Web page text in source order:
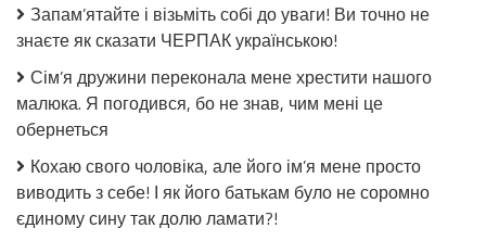
стерилізації!
Запам’ятайте і візьміть собі до уваги! Ви точно не
знаєте як сказати ЧЕРПАК українською!
Сім’я дружини переконала мене хрестити нашого
малюка. Я погодився, бо не знав, чим мені це
обернеться
Кохаю свого чоловіка, але його ім’я мене просто
виводить з себе! І як його батькам було не соромно
єдиному сину так долю ламати?!